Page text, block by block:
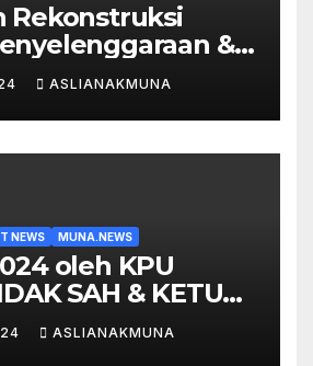
Rekonstruksi
&
2024
SAH dengan
KPU 0172 satu
Perwujudannya!!
ASLIANAKMUNA
NEWS MUNA.NEWS
oleh KPU
SAH & KETUA
Laporan Polisi
SI-MPR RI
ASLIANAKMUNA